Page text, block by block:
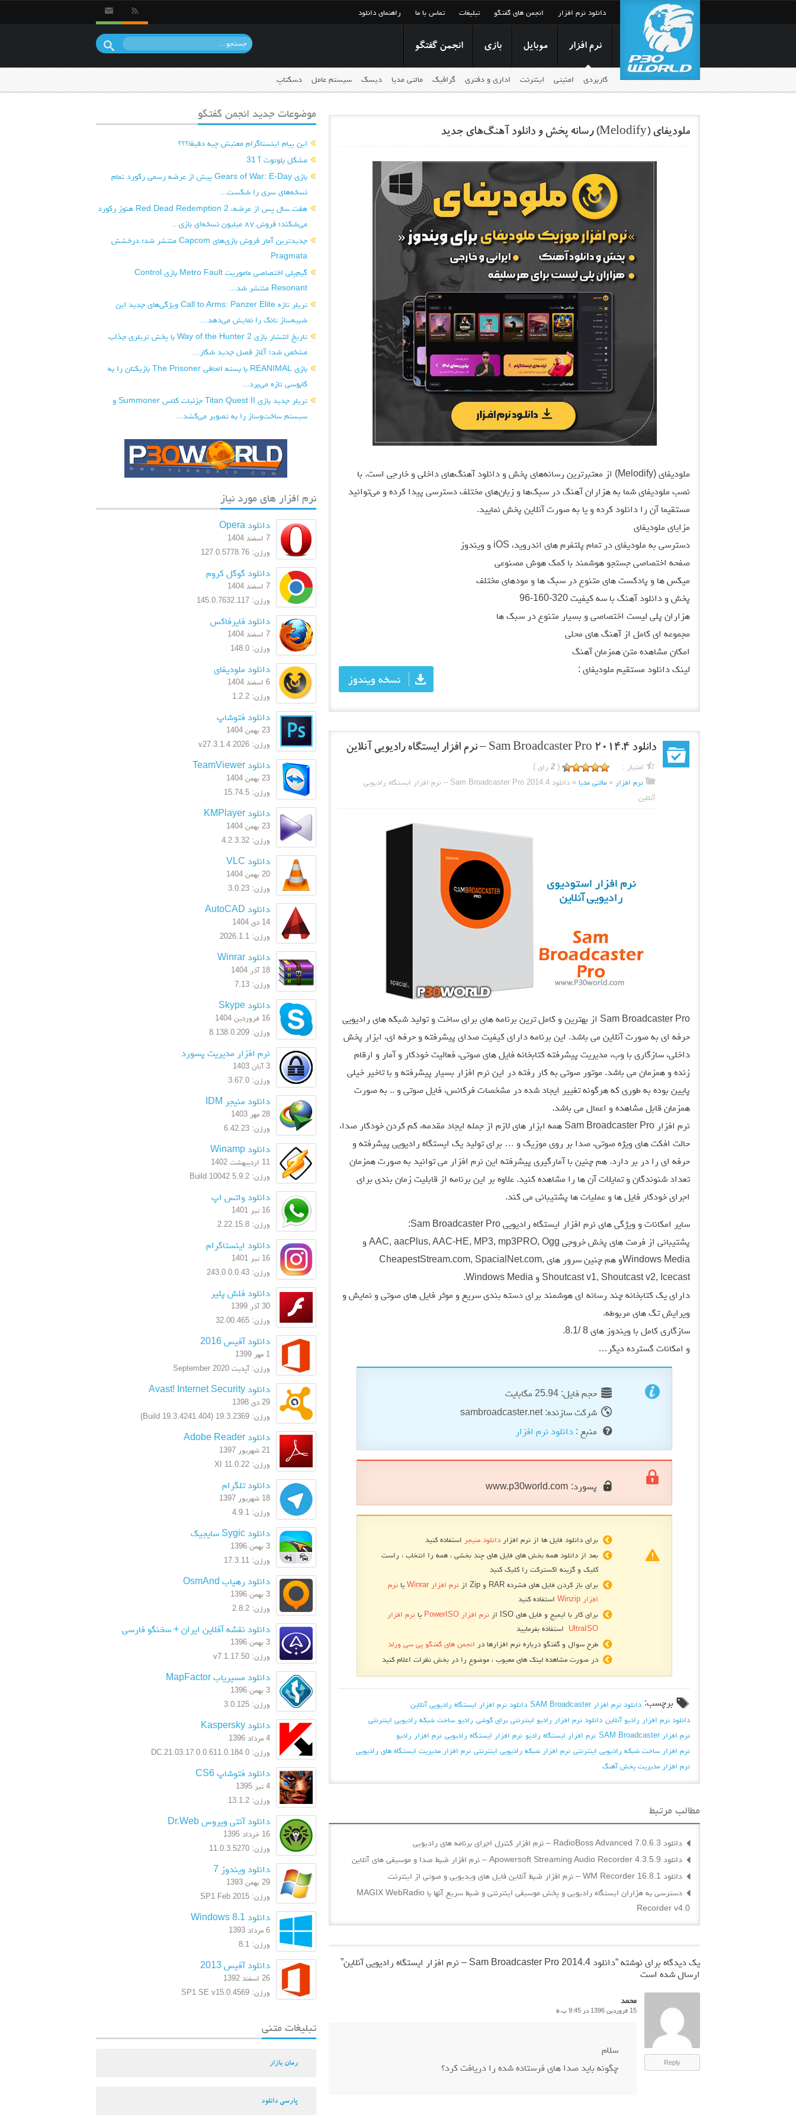
دانلود نرم افزار انجمن های گفتگو تبلیغات تماس با ما راهنمای دانلود
نرم افزار
کاربردی امنیتی اینترنت اداری و دفتری گرافیک مالتی مدیا دیسک سیستم عامل دسکتاپ
موبایل بازی انجمن گفتگو
ملودیفای (Melodify) رسانه پخش و دانلود آهنگ‌های جدید
ملودیفای (Melodify) از معتبرترین رسانه‌های پخش و دانلود آهنگ‌های داخلی و خارجی است. با
نصب ملودیفای شما به هزاران آهنگ در سبک‌ها و زبان‌های مختلف دسترسی پیدا کرده و می‌توانید
مستقیما آن را دانلود کرده و یا به صورت آنلاین پخش نمایید.
مزایای ملودیفای
دسترسی به ملودیفای در تمام پلتفرم های اندروید، iOS و ویندوز
صفحه اختصاصی جستجو هوشمند با کمک هوش مصنوعی
میکس ها و پادکست های متنوع در سبک ها و مودهای مختلف
پخش و دانلود آهنگ با سه کیفیت 320-160-96
هزاران پلی لیست اختصاصی و بسیار متنوع در سبک ها
مجموعه ای کامل از آهنگ های محلی
امکان مشاهده متن همزمان آهنگ
لینک دانلود مستقیم ملودیفای :
نسخه ویندوز
دانلود Sam Broadcaster Pro 2014.4 – نرم افزار ایستگاه رادیویی آنلاین
امتیاز : (
2رای )
نرم افزار » مالتی مدیا»
دانلود Sam Broadcaster Pro 2014.4 – نرم افزار ایستگاه رادیویی
آنلاین
Sam Broadcaster Pro از بهترین و کامل ترین برنامه های برای ساخت و تولید شبکه های رادیویی
حرفه ای به صورت آنلاین می باشد. این برنامه دارای کیفیت صدای پیشرفته و حرفه ای، ابزار پخش
داخلی، سازگاری با وب، مدیریت پیشرفته کتابخانه فایل های صوتی، فعالیت خودکار و آمار و ارقام
زنده و همزمان می باشد. موتور صوتی به کار رفته در این نرم افزار بسیار پیشرفته و با تاخیر خیلی
پایین بوده به طوری که هرگونه تغییر ایجاد شده در مشخصات فرکانس، فایل صوتی و .. به صورت
همزمان قابل مشاهده و اعمال می باشد.
نرم افزار Sam Broadcaster Pro همه ابزار های لازم از جمله ایجاد مقدمه، کم کردن خودکار صدا،
حالت افکت های ویژه صوتی، صدا بر روی موزیک و … برای تولید یک ایستگاه رادیویی پیشرفته و
حرفه ای را در بر دارد. هم چنین با آمارگیری پیشرفته این نرم افزار می توانید به صورت همزمان
تعداد شنوندگان و تمایلات آن ها را مشاهده کنید. علاوه بر این برنامه از قابلیت زمان بندی برای
اجرای خودکار فایل ها و عملیات ها پشتیبانی می کند.
سایر امکانات و ویژگی های نرم افزار ایستگاه رادیویی Sam Broadcaster Pro:
پشتیبانی از فرمت های پخش خروجی AAC, aacPlus, AAC-HE, MP3, mp3PRO, Ogg و
Windows Mediaو هم چنین سرور های CheapestStream.com, SpacialNet.com,
Shoutcast v1, Shoutcast v2, Icecast و Windows Media.
دارای یک کتابخانه چند رسانه ای هوشمند برای دسته بندی سریع و موثر فایل های صوتی و نمایش و
ویرایش تگ های مربوطه.
سازگاری کامل با ویندوز های 8 /8.1.
و امکانات گسترده دیگر…
حجم فایل: 25.94 مگابایت
شرکت سازنده: sambroadcaster.net
منبع : دانلود نرم افزار
پسورد: www.p30world.com
برای دانلود فایل ها از نرم افزار دانلود منیجر استفاده کنید
بعد از دانلود همه بخش های فایل های چند بخشی ، همه را انتخاب ، راست
کلیک و گزینه اکسترکت را کلیک کنید
برای باز کردن فایل های فشرده RAR و Zip از
نرم افزار Winrar یا نرم
افزار Winzip
استفاده کنید
برای کار با ایمیج و فایل های ISO از
نرم افزار PowerISO یا نرم افزار
UltraISO استفاده بفرمایید
طرح سوال و گفتگو درباره نرم افزارها در انجمن های گفتگو پی سی ورلد
در صورت مشاهده لینک های معیوب ، موضوع را در بخش نظرات اعلام کنید
برچسب: دانلود نرم افزار SAM Broadcaster
دانلود نرم افزار ایستگاه رادیویی آنلاین
دانلود نرم افزار رادیو آنلاین دانلود نرم افزار رادیو اینترنتی برای گوشی رادیو ساخت شبکه رادیویی اینترنتی
نرم افزار SAM Broadcaster
نرم افزار ایستگاه رادیو نرم افزار ایستگاه رادیویی نرم افزار رادیو
نرم افزار ساخت شبکه رادیویی اینترنتی نرم افزار شبکه رادیویی اینترنتی نرم افزار مدیریت ایستگاه های رادیویی
نرم افزار مدیریت پخش آهنگ
مطالب مرتبط
دانلود RadioBoss Advanced 7.0.6.3 – نرم افزار کنترل اجرای برنامه های رادیویی
دانلود Apowersoft Streaming Audio Recorder 4.3.5.9 – نرم افزار ضبط صدا و موسیقی های آنلاین
دانلود WM Recorder 16.8.1 – نرم افزار ضبط آنلاین فایل های ویدیویی و صوتی از اینترنت
دسترسی به هزاران ایستگاه رادیویی و پخش موسیقی اینترنتی و ضبط سریع آنها با MAGIX WebRadio
Recorder v4.0
یک دیدگاه برای نوشته “دانلود Sam Broadcaster Pro 2014.4 – نرم افزار ایستگاه رادیویی آنلاین
”
ارسال شده است
محمد
15 فروردین 1396 در 9:45 ب.ظ
Reply
سلام
چگونه باید صدا های فرستاده شده را دریافت کرد؟
موضوعات جدید انجمن گفتگو
این پیام اینستاگرام معنیش چیه دقیقا؟؟؟
مشکل بلوتوث آ 31
بازی Gears of War: E-Day پیش از عرضه رسمی رکورد تمام
نسخه‌های سری را شکست...
هفت سال پس از عرضه، Red Dead Redemption 2 هنوز رکورد
می‌شکند؛ فروش ۸۷ میلیون نسخه‌ای بازی...
جدیدترین آمار فروش بازی‌های Capcom منتشر شد؛ درخشش
Pragmata
گیم‌پلی اختصاصی ماموریت Metro Fault بازی Control
Resonant منتشر شد...
تریلر تازه Call to Arms: Panzer Elite ویژگی‌های جدید این
شبیه‌ساز تانک را نمایش می‌دهد...
تاریخ انتشار بازی Way of the Hunter 2 با پخش تریلری جذاب
مشخص شد؛ آغاز فصل جدید شکار...
بازی REANIMAL با بسته الحاقی The Prisoner بازیکنان را به
کابوسی تازه می‌برد...
تریلر جدید بازی Titan Quest II جزئیات کلاس Summoner و
سیستم ساخت‌وساز را به تصویر می‌کشد...
نرم افزار های مورد نیاز
دانلود Opera
7 اسفند 1404
ورژن: 127.0.5778.76
دانلود گوگل کروم
7 اسفند 1404
ورژن: 145.0.7632.117
دانلود فایرفاکس
7 اسفند 1404
ورژن: 148.0
دانلود ملودیفای
6 اسفند 1404
ورژن: 1.2.2
دانلود فتوشاپ
23 بهمن 1404
ورژن: 2026 v27.3.1.4
دانلود TeamViewer
23 بهمن 1404
ورژن: 15.74.5
دانلود KMPlayer
23 بهمن 1404
ورژن: 4.2.3.32
دانلود VLC
20 بهمن 1404
ورژن: 3.0.23
دانلود AutoCAD
14 دی 1404
ورژن: 2026.1.1
دانلود Winrar
18 آذر 1404
ورژن: 7.13
دانلود Skype
16 فروردین 1404
ورژن: 8.138.0.209
نرم افزار مدیریت پسورد
3 آبان 1403
ورژن: 3.67.0
دانلود منیجر IDM
28 مهر 1403
ورژن: 6.42.23
دانلود Winamp
11 اردیبهشت 1402
ورژن: 5.9.2 Build 10042
دانلود واتس اپ
16 تیر 1401
ورژن: 2.22.15.8
دانلود اینستاگرام
16 تیر 1401
ورژن: 243.0.0.0.43
دانلود فلش پلیر
30 آذر 1399
ورژن: 32.00.465
دانلود آفیس 2016
1 مهر 1399
ورژن: آپدیت September 2020
دانلود Avast! Internet Security
29 دی 1398
ورژن: 19.3.2369 (Build 19.3.4241.404)
دانلود Adobe Reader
21 شهریور 1397
ورژن: XI 11.0.22
دانلود تلگرام
18 شهریور 1397
ورژن: 4.9.1
دانلود Sygic سایجیک
3 بهمن 1396
ورژن: 17.3.11
دانلود رهیاب OsmAnd
3 بهمن 1396
ورژن: 2.8.2
دانلود نقشه آفلاین ایران + سخنگو فارسی
3 بهمن 1396
ورژن: v7.1.17.50
دانلود مسیریاب MapFactor
3 بهمن 1396
ورژن: 3.0.125
دانلود Kaspersky
4 مرداد 1396
ورژن: 17.0.0.611.0.184.0.DC.21.03
دانلود فتوشاپ CS6
4 تیر 1395
ورژن: 13.1.2
دانلود آنتی ویروس Dr.Web
16 خرداد 1395
ورژن: 11.0.3.5270
دانلود ویندوز 7
29 بهمن 1393
ورژن: SP1 Feb 2015
دانلود Windows 8.1
6 مرداد 1393
ورژن: 8.1
دانلود آفیس 2013
26 اسفند 1392
ورژن: SP1 SE v15.0.4569
تبلیغات متنی
رمان بازار
پارسی دانلود